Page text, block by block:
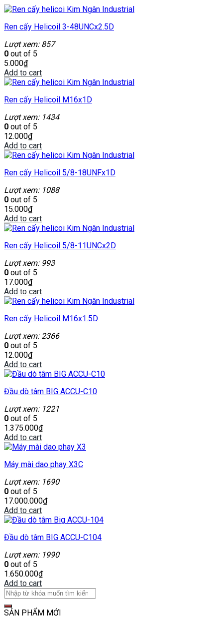
Ren cấy Helicoil 3-48UNCx2.5D
Lượt xem: 857
0 out of 5
5.000₫
Add to cart
Ren cấy Helicoil M16x1D
Lượt xem: 1434
0 out of 5
12.000₫
Add to cart
Ren cấy Helicoil 5/8-18UNFx1D
Lượt xem: 1088
0 out of 5
15.000₫
Add to cart
Ren cấy Helicoil 5/8-11UNCx2D
Lượt xem: 993
0 out of 5
17.000₫
Add to cart
Ren cấy Helicoil M16x1.5D
Lượt xem: 2366
0 out of 5
12.000₫
Add to cart
Đầu dò tâm BIG ACCU-C10
Lượt xem: 1221
0 out of 5
1.375.000₫
Add to cart
Máy mài dao phay X3C
Lượt xem: 1690
0 out of 5
17.000.000₫
Add to cart
Đầu dò tâm BIG ACCU-C104
Lượt xem: 1990
0 out of 5
1.650.000₫
Add to cart
SẢN PHẨM MỚI